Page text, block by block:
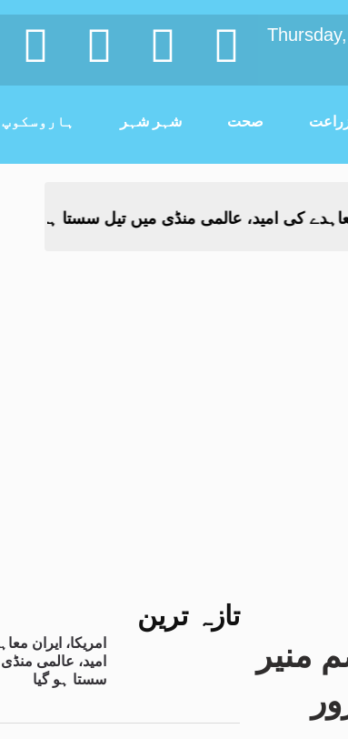
ہاروسکوپ شہر شہر صحت
کی امید، عالمی منڈی میں تیل سستا ہو گیا
تازہ ترین
امریکا، ایران
امید، عالمی
سستا ہو گیا
منیر